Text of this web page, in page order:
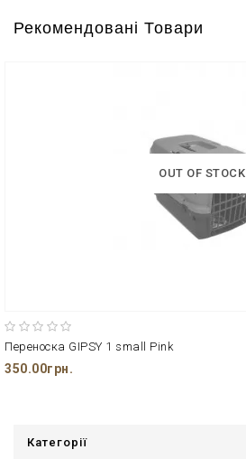
Рекомендовані Товари
OUT OF STOCK
Переноска GIPSY 1 small Pink
350.00грн.
Категорії